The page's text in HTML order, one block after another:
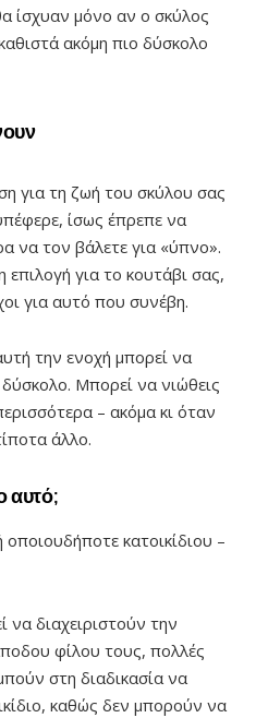
ίσχυαν μόνο αν ο σκύλος
ακόμη πιο δύσκολο
για τη ζωή του σκύλου σας
ίσως έπρεπε να
να τον βάλετε για «ύπνο».
επιλογή για το κουτάβι σας,
για αυτό που συνέβη.
την ενοχή μπορεί να
δύσκολο. Μπορεί να νιώθεις
– ακόμα κι όταν
άλλο.
αυτό;
κατοικίδιου –
να διαχειριστούν την
φίλου τους, πολλές
στη διαδικασία να
καθώς δεν μπορούν να